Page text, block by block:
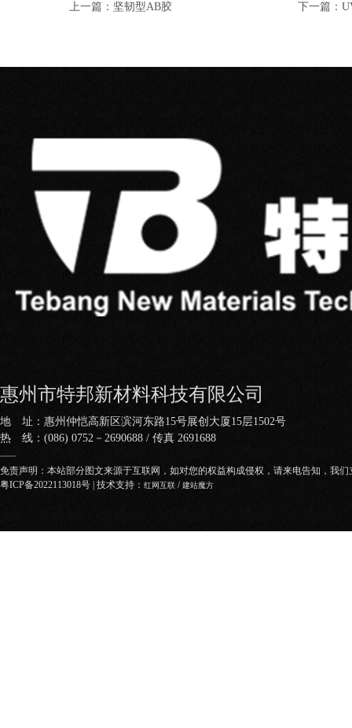
上一篇 ：坚韧型AB胶 下一篇 ：
惠州市特邦新材料科技有限公司
地 址：惠州仲恺高新区滨河东路15号展创大厦15层1502号
热 线：(086) 0752－2690688 / 传真 2691688
——
免责声明：本站部分图文来源于互联网，如对您的权益构成侵权，请来电告知，我们
粤ICP备2022113018号 | 技术支持： 红网互联 /建站魔方